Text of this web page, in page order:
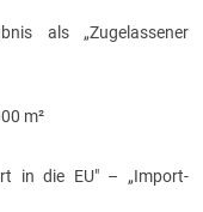
als „Zugelassener
m²
in die EU" – „Import-